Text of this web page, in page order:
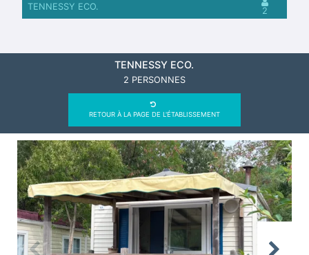
TENNESSY ECO. 2
TENNESSY ECO.
2 PERSONNES
RETOUR À LA PAGE DE L'ÉTABLISSEMENT
Previous Next